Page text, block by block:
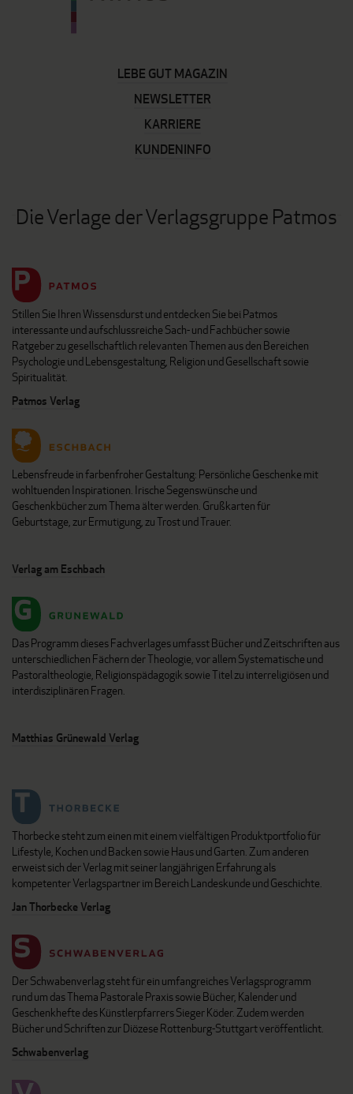
LEBE GUT MAGAZIN
NEWSLETTER
KARRIERE
KUNDENINFO
Die Verlage der Verlagsgruppe Patmos
Stillen Sie Ihren Wissensdurst und entdecken Sie bei Patmos
interessante und aufschlussreiche Sach- und Fachbücher sowie
Ratgeber zu gesellschaftlich relevanten Themen aus den Bereichen
Psychologie und Lebensgestaltung, Religion und Gesellschaft sowie
Spiritualität.
Patmos Verlag
Lebensfreude in farbenfroher Gestaltung: Persönliche Geschenke mit
wohltuenden Inspirationen. Irische Segenswünsche und
Geschenkbücher zum Thema älter werden. Grußkarten für
Geburtstage, zur Ermutigung, zu Trost und Trauer.
Verlag am Eschbach
Das Programm dieses Fachverlages umfasst Bücher und Zeitschriften aus
unterschiedlichen Fächern der Theologie, vor allem Systematische und
Pastoraltheologie, Religionspädagogik sowie Titel zu interreligiösen und
interdisziplinären Fragen.
Matthias Grünewald Verlag
Thorbecke steht zum einen mit einem vielfältigen Produktportfolio für
Lifestyle, Kochen und Backen sowie Haus und Garten. Zum anderen
erweist sich der Verlag mit seiner langjährigen Erfahrung als
kompetenter Verlagspartner im Bereich Landeskunde und Geschichte.
Jan Thorbecke Verlag
Der Schwabenverlag steht für ein umfangreiches Verlagsprogramm
rund um das Thema Pastorale Praxis sowie Bücher, Kalender und
Geschenkhefte des Künstlerpfarrers Sieger Köder. Zudem werden
Bücher und Schriften zur Diözese Rottenburg-Stuttgart veröffentlicht.
Schwabenverlag